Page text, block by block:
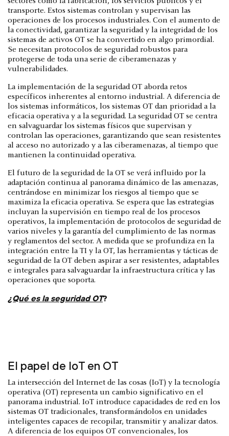
transporte. Estos sistemas controlan y supervisan las
operaciones de los procesos industriales. Con el aumento de
la conectividad, garantizar la seguridad y la integridad de los
sistemas de activos OT se ha convertido en algo primordial.
Se necesitan protocolos de seguridad robustos para
protegerse de toda una serie de ciberamenazas y
vulnerabilidades.
La implementación de la seguridad OT aborda retos
específicos inherentes al entorno industrial. A diferencia de
los sistemas informáticos, los sistemas OT dan prioridad a la
eficacia operativa y a la seguridad. La seguridad OT se centra
en salvaguardar los sistemas físicos que supervisan y
controlan las operaciones, garantizando que sean resistentes
al acceso no autorizado y a las ciberamenazas, al tiempo que
mantienen la continuidad operativa.
El futuro de la seguridad de la OT se verá influido por la
adaptación continua al panorama dinámico de las amenazas,
centrándose en minimizar los riesgos al tiempo que se
maximiza la eficacia operativa. Se espera que las estrategias
incluyan la supervisión en tiempo real de los procesos
operativos, la implementación de protocolos de seguridad de
varios niveles y la garantía del cumplimiento de las normas
y reglamentos del sector. A medida que se profundiza en la
integración entre la TI y la OT, las herramientas y tácticas de
seguridad de la OT deben aspirar a ser resistentes, adaptables
e integrales para salvaguardar la infraestructura crítica y las
operaciones que soporta.
¿Qué es la seguridad OT?
El papel de IoT en OT
La intersección del Internet de las cosas (IoT) y la tecnología
operativa (OT) representa un cambio significativo en el
panorama industrial. IoT introduce capacidades de red en los
sistemas OT tradicionales, transformándolos en unidades
inteligentes capaces de recopilar, transmitir y analizar datos.
A diferencia de los equipos OT convencionales, los